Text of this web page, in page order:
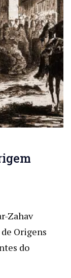
Zahav
Origens
do